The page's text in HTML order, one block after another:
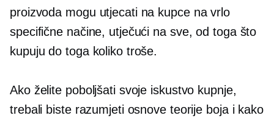
proizvoda mogu utjecati na kupce na vrlo
specifične načine, utječući na sve, od toga što
kupuju do toga koliko troše.
Ako želite poboljšati svoje iskustvo kupnje,
trebali biste razumjeti osnove teorije boja i kako